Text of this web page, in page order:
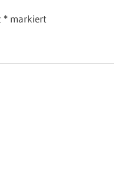
*markiert